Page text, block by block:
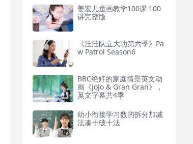
姜宏儿童画教学100课 100
讲完整版
《汪汪队立大功第六季》Pa
w Patrol Season6
BBC绝好的家庭情景英文动
画《JoJo & Gran Gran》，
英文字幕共4季
幼小衔接学习数的拆分加减
法凑十破十法